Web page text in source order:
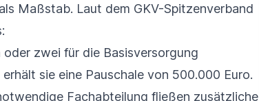
Maßstab. Laut dem GKV-Spitzenverband
oder zwei für die Basisversorgung
sie eine Pauschale von 500.000 Euro.
Fachabteilung fließen zusätzliche